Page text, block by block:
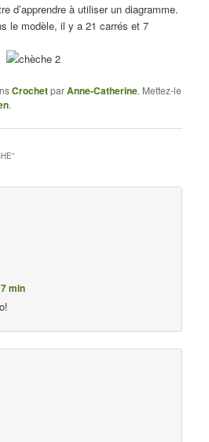
d’apprendre à utiliser un diagramme.
le modèle, il y a 21 carrés et 7
CrochetparAnne-Catherine. Mettez-le
.
”
min